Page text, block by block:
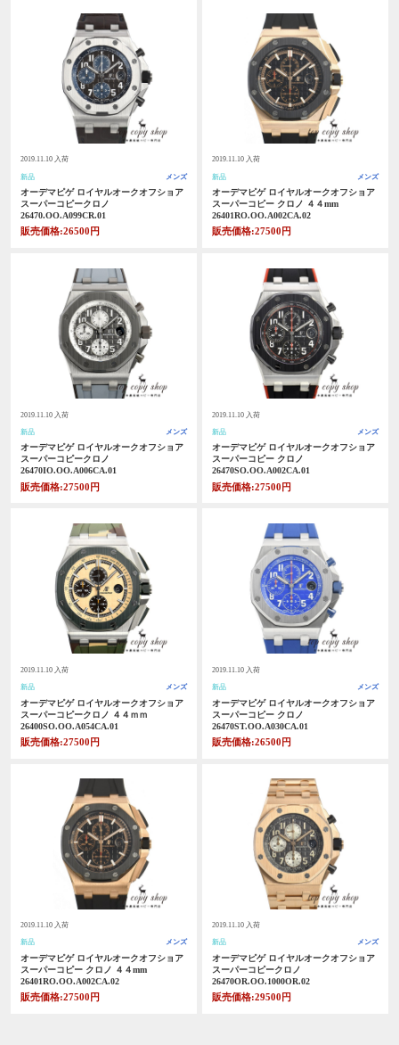
2019.11.10 入荷
新品 メンズ
オーデマピゲ ロイヤルオークオフショア
スーパーコピークロノ
26470.OO.A099CR.01
販売価格:26500円
2019.11.10 入荷
新品 メンズ
オーデマピゲ ロイヤルオークオフショア
スーパーコピー クロノ ４４mm
26401RO.OO.A002CA.02
販売価格:27500円
2019.11.10 入荷
新品 メンズ
オーデマピゲ ロイヤルオークオフショア
スーパーコピークロノ
26470IO.OO.A006CA.01
販売価格:27500円
2019.11.10 入荷
新品 メンズ
オーデマピゲ ロイヤルオークオフショア
スーパーコピー クロノ
26470SO.OO.A002CA.01
販売価格:27500円
2019.11.10 入荷
新品 メンズ
オーデマピゲ ロイヤルオークオフショア
スーパーコピークロノ ４４ｍｍ
26400SO.OO.A054CA.01
販売価格:27500円
2019.11.10 入荷
新品 メンズ
オーデマピゲ ロイヤルオークオフショア
スーパーコピー クロノ
26470ST.OO.A030CA.01
販売価格:26500円
2019.11.10 入荷
新品 メンズ
オーデマピゲ ロイヤルオークオフショア
スーパーコピー クロノ ４４mm
26401RO.OO.A002CA.02
販売価格:27500円
2019.11.10 入荷
新品 メンズ
オーデマピゲ ロイヤルオークオフショア
スーパーコピークロノ
26470OR.OO.1000OR.02
販売価格:29500円